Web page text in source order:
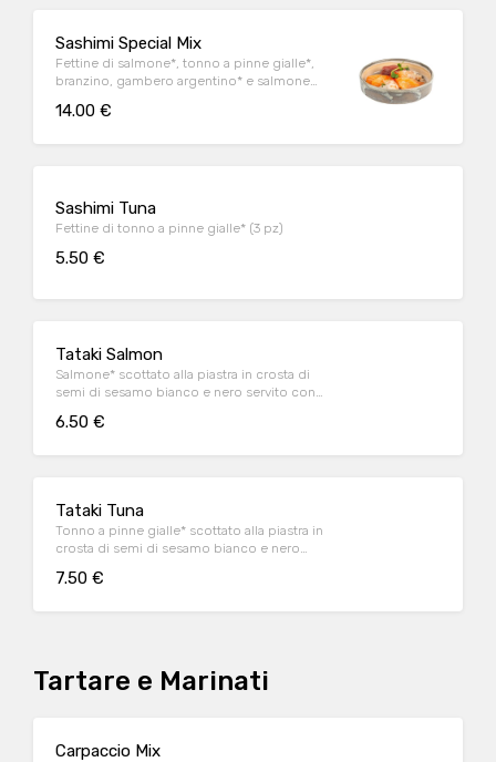
Sashimi Special Mix
Fettine di salmone*, tonno a pinne gialle*,
branzino, gambero argentino* e salmone
14.00 €
Sashimi Tuna
Fettine di tonno a pinne gialle* (3 pz)
5.50 €
Tataki Salmon
Salmone* scottato alla piastra in crosta di
semi di sesamo bianco e nero servito con
6.50 €
Tataki Tuna
Tonno a pinne gialle* scottato alla piastra in
crosta di semi di sesamo bianco e nero
7.50 €
Tartare e Marinati
Carpaccio Mix